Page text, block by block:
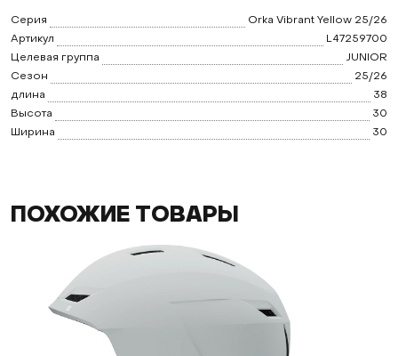
Серия
Orka Vibrant Yellow 25/26
Артикул
L47259700
Целевая группа
JUNIOR
Сезон
25/26
длина
38
Высота
30
Ширина
30
ПОХОЖИЕ ТОВАРЫ